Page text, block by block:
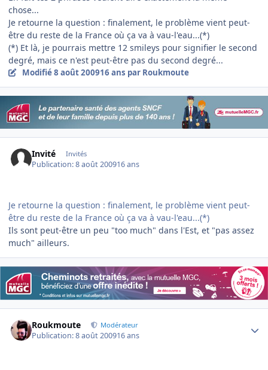
chose...
Je retourne la question : finalement, le problème vient peut-
être du reste de la France où ça va à vau-l'eau...(*)
(*) Et là, je pourrais mettre 12 smileys pour signifier le second
degré, mais ce n'est peut-être pas du second degré...
Modifié8 août 200916 ans par Roukmoute
Invité Invités
Publication:8 août 200916 ans
Je retourne la question : finalement, le problème vient peut-
être du reste de la France où ça va à vau-l'eau...(*)
Ils sont peut-être un peu "too much" dans l'Est, et "pas assez
much" ailleurs.
Roukmoute Modérateur
Publication:8 août 200916 ans